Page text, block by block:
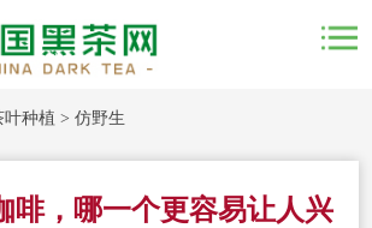
叶种植 >仿野生
啡，哪一个更容易让人兴